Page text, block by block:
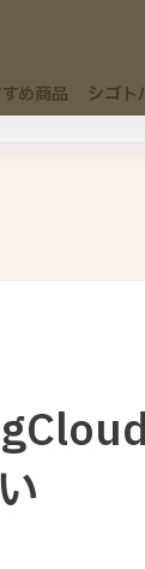
め商品 シゴト